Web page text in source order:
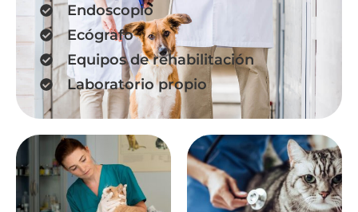
Endoscopio
Ecógrafo
Equipos de rehabilitación
Laboratorio propio